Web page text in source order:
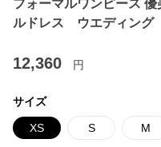
フォーマルワンピース
ルドレス ウエディング
12,360 円
サイズ
XS S M